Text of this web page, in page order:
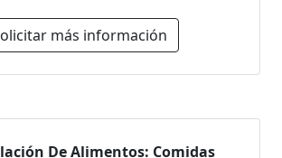
más información
De Alimentos: Comidas